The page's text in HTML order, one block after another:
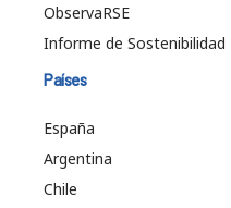
ObservaRSE
Informe de Sostenibilidad
Países
España
Argentina
Chile